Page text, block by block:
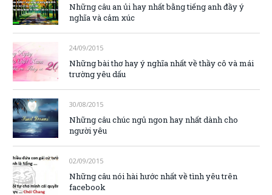
Những câu an ủi hay nhất bằng tiếng anh đầy ý
nghĩa và cảm xúc
24/09/2015
Những bài thơ hay ý nghĩa nhất về thầy cô và mái
trường yêu dấu
30/08/2015
Những câu chúc ngủ ngon hay nhất dành cho
người yêu
02/09/2015
Những câu nói hài hước nhất về tình yêu trên
facebook